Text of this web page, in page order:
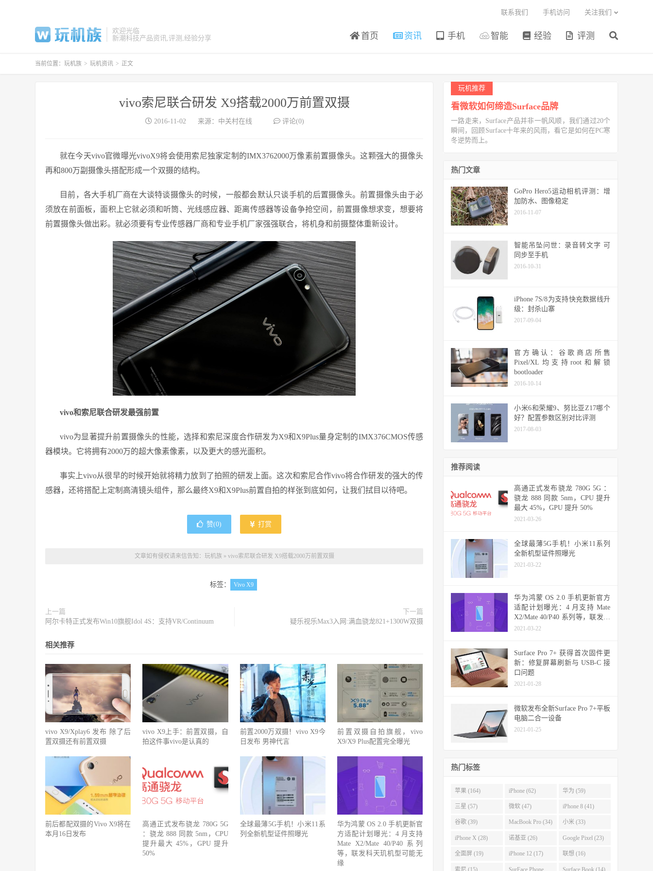
欢迎光临
新潮科技产品资讯,评测,经验分享
首页 资讯 手机 智能 经验 评测
联系我们 手机访问 关注我们
当前位置： 玩机族 > 玩机资讯 > 正文
vivo索尼联合研发 X9搭载2000万前置双摄
2016-11-02 来源：中关村在线 评论(0)
就在今天vivo官微曝光vivoX9将会使用索尼独家定制的IMX3762000万像素前置摄像头。这颗强大的摄像头
再和800万副摄像头搭配形成一个双摄的结构。
目前，各大手机厂商在大谈特谈摄像头的时候，一般都会默认只谈手机的后置摄像头。前置摄像头由于必
须放在前面板，面积上它就必须和听筒、光线感应器、距离传感器等设备争抢空间，前置摄像想求变，想要将
前置摄像头做出彩。就必须要有专业传感器厂商和专业手机厂家强强联合，将机身和前摄整体重新设计。
vivo和索尼联合研发最强前置
vivo为显著提升前置摄像头的性能，选择和索尼深度合作研发为X9和X9Plus量身定制的IMX376CMOS传感
器模块。它将拥有2000万的超大像素像素，以及更大的感光面积。
事实上vivo从很早的时候开始就将精力放到了拍照的研发上面。这次和索尼合作vivo将合作研发的强大的传
感器，还将搭配上定制高清镜头组件，那么最终X9和X9Plus前置自拍的样张到底如何，让我们拭目以待吧。
赞(0) 打赏
文章如有侵权请来信告知： 玩机族 » vivo索尼联合研发 X9搭载2000万前置双摄
标签： Vivo X9
上一篇
阿尔卡特正式发布Win10旗舰Idol 4S：支持VR/Continuum
下一篇
疑乐视乐Max3入网:满血骁龙821+1300W双摄
相关推荐
vivo X9/Xplay6 发布 除了后
置双摄还有前置双摄
vivo X9上手：前置双摄，自
拍这件事vivo是认真的
前置2000万双摄！vivo X9今
日发布 男神代言
前置双摄自拍旗舰，vivo
X9/X9 Plus配置完全曝光
前后都配双摄的Vivo X9将在
本月16日发布
高通正式发布骁龙 780G 5G
：骁龙 888 同款 5nm，CPU
提升最大 45%，GPU 提升
50%
全球最薄5G手机！小米11系
列全新机型证件照曝光
华为鸿蒙 OS 2.0 手机更新官
方适配计划曝光：4 月支持
Mate X2/Mate 40/P40 系列
等，联发科天玑机型可能无
缘
玩机推荐
看微软如何缔造Surface品牌
一路走来，Surface产品并非一帆风顺，我们通过20个
瞬间，回顾Surface十年来的风雨，看它是如何在PC寒
冬逆势而上。
热门文章
GoPro Hero5运动相机评测：增
加防水、图像稳定
2016-11-07
智能吊坠问世：录音转文字 可
同步至手机
2016-10-31
iPhone 7S/8为支持快充数据线升
级：封杀山寨
2017-09-04
官方确认：谷歌商店所售
Pixel/XL均支持root和解锁
bootloader
2016-10-14
小米6和荣耀9、努比亚Z17哪个
好？配置参数区别对比评测
2017-08-03
推荐阅读
高通正式发布骁龙 780G 5G ：
骁龙 888 同款 5nm，CPU 提升
最大 45%，GPU 提升 50%
2021-03-26
全球最薄5G手机！小米11系列
全新机型证件照曝光
2021-03-22
华为鸿蒙 OS 2.0 手机更新官方
适配计划曝光：4 月支持 Mate
X2/Mate 40/P40 系列等，联发科
天玑机型可能无缘
2021-03-22
Surface Pro 7+ 获得首次固件更
新：修复屏幕刷新与 USB-C 接
口问题
2021-01-28
微软发布全新Surface Pro 7+平板
电脑二合一设备
2021-01-25
热门标签
苹果 (164) iPhone (62) 华为 (59)
三星 (57) 微软 (47) iPhone 8 (41)
谷歌 (39) MacBook Pro (34) 小米 (33)
iPhone X (28) 诺基亚 (26) Google Pixel (23)
全面屏 (19) iPhone 12 (17) 联想 (16)
索尼 (15) SurFace Phone Surface Book (14)